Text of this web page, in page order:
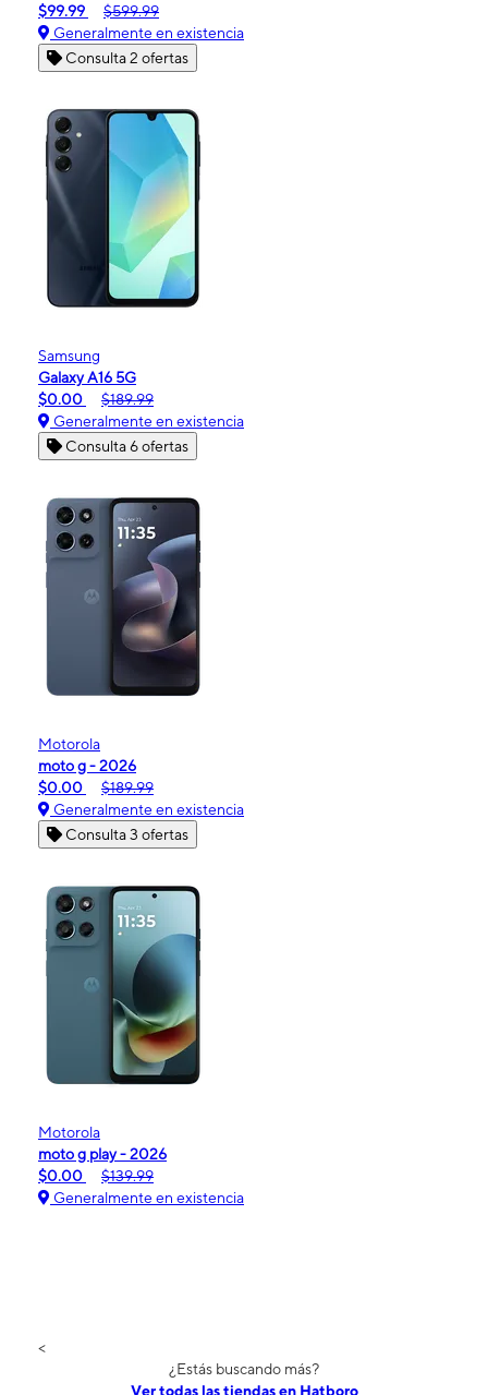
$99.99
$599.99
Generalmente en existencia
Consulta 2 ofertas
Samsung
Galaxy A16 5G
$0.00
$189.99
Generalmente en existencia
Consulta 6 ofertas
Motorola
moto g - 2026
$0.00
$189.99
Generalmente en existencia
Consulta 3 ofertas
Motorola
moto g play - 2026
$0.00
$139.99
Generalmente en existencia
<
¿Estás buscando más?
Ver todas las tiendas en Hatboro